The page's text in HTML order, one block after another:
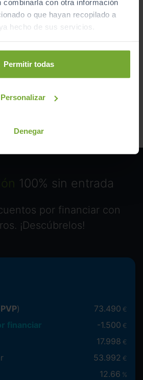
combinarla con otra información
o que hayan recopilado a
hecho de sus servicios.
Permitir todas
Personalizar
Denegar
100% sin entrada
por financiar con
¡Descúbrelos!
PVP) 73.490 €
financiar -1.500 €
17.998 €
53.992 €
12.66 %